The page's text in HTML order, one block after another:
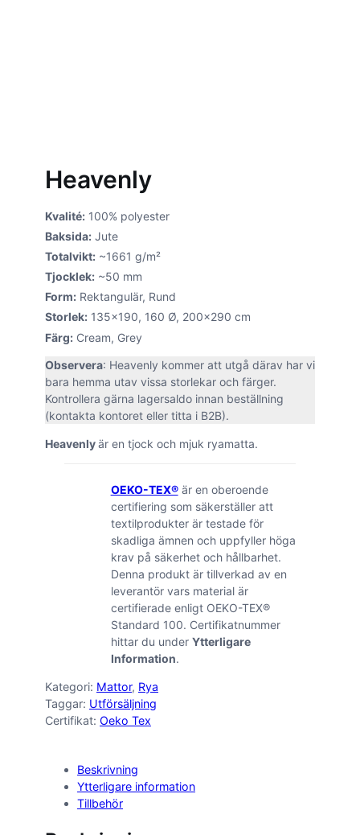
Heavenly
Kvalité: 100% polyester
Baksida: Jute
Totalvikt: ~1661 g/m²
Tjocklek: ~50 mm
Form: Rektangulär, Rund
Storlek: 135×190, 160 Ø, 200×290 cm
Färg: Cream, Grey
Observera: Heavenly kommer att utgå därav har vi
bara hemma utav vissa storlekar och färger.
Kontrollera gärna lagersaldo innan beställning
(kontakta kontoret eller titta i B2B).
Heavenlyär en tjock och mjuk ryamatta.
OEKO-TEX®är en oberoende
certifiering som säkerställer att
textilprodukter är testade för
skadliga ämnen och uppfyller höga
krav på säkerhet och hållbarhet.
Denna produkt är tillverkad av en
leverantör vars material är
certifierade enligt OEKO-TEX®
Standard 100. Certifikatnummer
hittar du under Ytterligare
Information.
Kategori: Mattor, Rya
Taggar: Utförsäljning
Certifikat: Oeko Tex
Beskrivning
Ytterligare information
Tillbehör